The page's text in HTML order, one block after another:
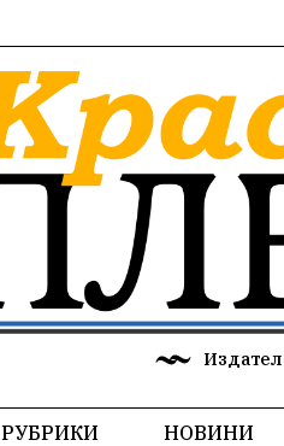
РУБРИКИ НОВИНИ